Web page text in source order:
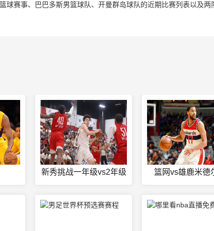
球赛事、巴巴多斯男篮球队、开曼群岛球队的近期比赛列表以及两
新秀挑战一年级vs2年级 篮网vs雄鹿米德